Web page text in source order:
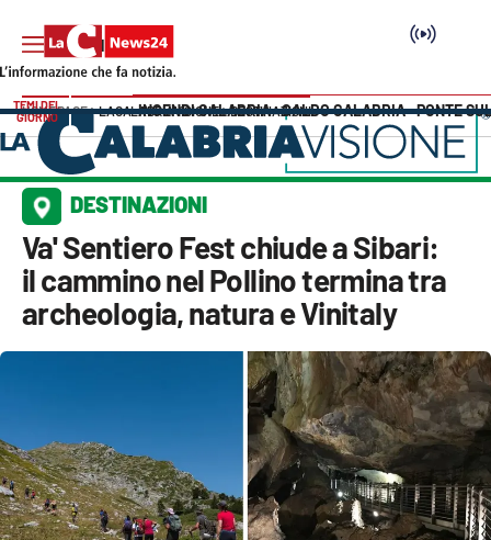
SEZIONI
Cronaca
Politica
Italia Mondo
Sanità
Vai
TEMI DEL
GIORNO
INCENDI CALABRIA CALDO CALABRIA PONTE
HOME PAGE LACALABRIAVISIONE DESTINAZIONI
DESTINAZIONI
Va' Sentiero Fest chiude a Sibari:
il cammino nel Pollino termina tra
archeologia, natura e Vinitaly